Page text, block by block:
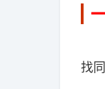
同
找